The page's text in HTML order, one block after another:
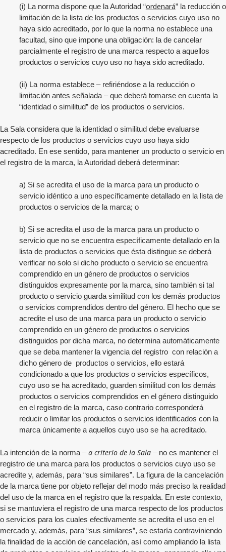
(i) La norma dispone que la Autoridad “ordenará” la reducción o
limitación de la lista de los productos o servicios cuyo uso no
haya sido acreditado, por lo que la norma no establece una
facultad, sino que impone una obligación: la de cancelar
parcialmente el registro de una marca respecto a aquellos
productos o servicios cuyo uso no haya sido acreditado.
(ii) La norma establece – refiriéndose a la reducción o
limitación antes señalada – que deberá tomarse en cuenta la
“identidad o similitud” de los productos o servicios.
La Sala considera que la identidad o similitud debe evaluarse
respecto de los productos o servicios cuyo uso haya sido
acreditado. En ese sentido, para mantener un producto o servicio en
el registro de la marca, la Autoridad deberá determinar:
a) Si se acredita el uso de la marca para un producto o
servicio idéntico a uno específicamente detallado en la lista de
productos o servicios de la marca; o
b) Si se acredita el uso de la marca para un producto o
servicio que no se encuentra específicamente detallado en la
lista de productos o servicios que ésta distingue se deberá
verificar no solo si dicho producto o servicio se encuentra
comprendido en un género de productos o servicios
distinguidos expresamente por la marca, sino también si tal
producto o servicio guarda similitud con los demás productos
o servicios comprendidos dentro del género. El hecho que se
acredite el uso de una marca para un producto o servicio
comprendido en un género de productos o servicios
distinguidos por dicha marca, no determina automáticamente
que se deba mantener la vigencia del registro con relación a
dicho género de productos o servicios, ello estará
condicionado a que los productos o servicios específicos,
cuyo uso se ha acreditado, guarden similitud con los demás
productos o servicios comprendidos en el género distinguido
en el registro de la marca, caso contrario corresponderá
reducir o limitar los productos o servicios identificados con la
marca únicamente a aquellos cuyo uso se ha acreditado.
La intención de la norma –a criterio de la Sala – no es mantener el
registro de una marca para los productos o servicios cuyo uso se
acredite y, además, para “sus similares”. La figura de la cancelación
de la marca tiene por objeto reflejar del modo más preciso la realidad
del uso de la marca en el registro que la respalda. En este contexto,
si se mantuviera el registro de una marca respecto de los productos
o servicios para los cuales efectivamente se acredita el uso en el
mercado y, además, para “sus similares”, se estaría contraviniendo
la finalidad de la acción de cancelación, así como ampliando la lista